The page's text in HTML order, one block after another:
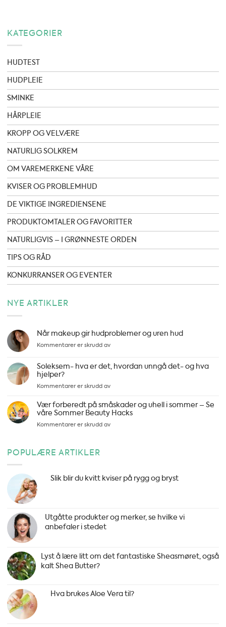
KATEGORIER
HUDTEST
HUDPLEIE
SMINKE
HÅRPLEIE
KROPP OG VELVÆRE
NATURLIG SOLKREM
OM VAREMERKENE VÅRE
KVISER OG PROBLEMHUD
DE VIKTIGE INGREDIENSENE
PRODUKTOMTALER OG FAVORITTER
NATURLIGVIS – I GRØNNESTE ORDEN
TIPS OG RÅD
KONKURRANSER OG EVENTER
NYE ARTIKLER
Når makeup gir hudproblemer og uren hud
Kommentarer er skrudd avfor
makeup
gir
og
hud
Soleksem- hva er det, hvordan unngå det- og hva
hjelper?
Kommentarer er skrudd avfor
hva
er
Vær forberedt på småskader og uhell i sommer – Se
våre Sommer Beauty Hacks
Kommentarer er skrudd avfor
uhell
våre
POPULÆRE ARTIKLER
Slik blir du kvitt kviser på rygg og bryst
Utgåtte produkter og merker, se hvilke vi
anbefaler i stedet
Lyst å lære litt om det fantastiske Sheasmøret, også
kalt Shea Butter?
Hva brukes Aloe Vera til?